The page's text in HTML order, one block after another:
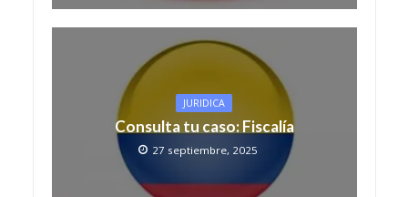
JURIDICA
Consulta tu caso: Fiscalía
27 septiembre, 2025